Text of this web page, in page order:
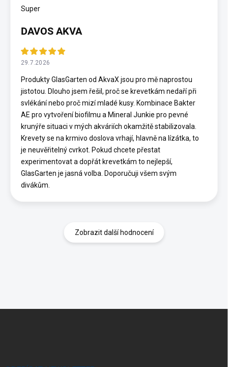
Super
DAVOS AKVA
29.7.2026
Produkty GlasGarten od AkvaX jsou pro mě naprostou
jistotou. Dlouho jsem řešil, proč se krevetkám nedaří při
svlékání nebo proč mizí mladé kusy. Kombinace Bakter
AE pro vytvoření biofilmu a Mineral Junkie pro pevné
krunýře situaci v mých akváriích okamžitě stabilizovala.
Krevety se na krmivo doslova vrhají, hlavně na lízátka, to
je neuvěřitelný cvrkot. Pokud chcete přestat
experimentovat a dopřát krevetkám to nejlepší,
GlasGarten je jasná volba. Doporučuji všem svým
divákům.
Zobrazit další hodnocení